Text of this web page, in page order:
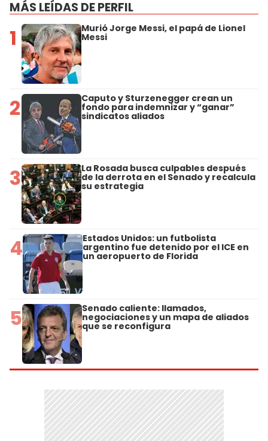
MÁS LEÍDAS DE PERFIL
1 Murió Jorge Messi, el papá de Lionel
Messi
2 Caputo y Sturzenegger crean un
fondo para indemnizar y “ganar”
sindicatos aliados
3 La Rosada busca culpables después
de la derrota en el Senado y recalcula
su estrategia
4 Estados Unidos: un futbolista
argentino fue detenido por el ICE en
un aeropuerto de Florida
5 Senado caliente: llamados,
negociaciones y un mapa de aliados
que se reconfigura